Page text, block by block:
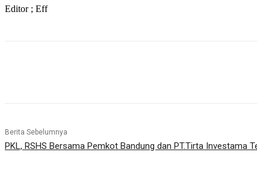
Editor ; Eff
Berita Sebelumnya
PKL, RSHS Bersama Pemkot Bandung dan PT.Tirta Investama